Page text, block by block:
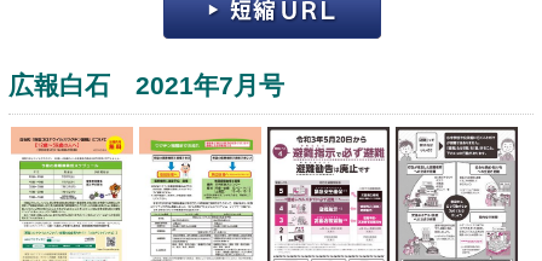
広報白石 2021年7月号
運営：福博印刷